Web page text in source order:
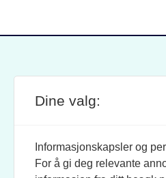
SITE FOOTERANSVARLIG
JOURNALISTER:
Dine valg:
Informasjonskapsler og
For å gi deg relevante